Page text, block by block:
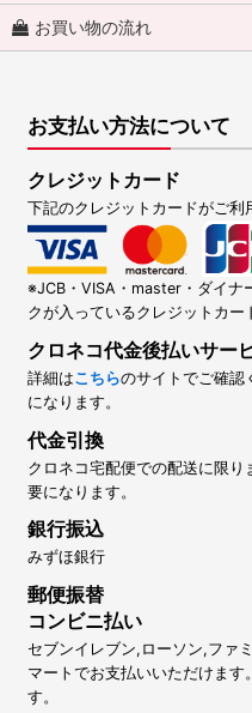
お買い物の流れ
お支払い方法について
クレジットカード
下記のクレジットカードがご利
※JCB・VISA・master・ダイナ
クが入っているクレジットカー
クロネコ代金後払いサー
詳細はこちらのサイトでご確認
になります。
代金引換
クロネコ宅配便での配送に限
要になります。
銀行振込
みずほ銀行
郵便振替
コンビニ払い
セブンイレブン,ローソン,ファ
マートでお支払いいただけま
す。